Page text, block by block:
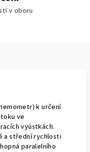
v oboru
k určení
ve
vyústkách.
a střední rychlosti
paralelního